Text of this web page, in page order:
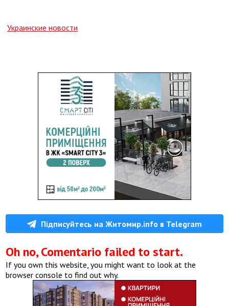
Украинские новости
Підписуйтесь на Житомир.info в Telegram
Oh no, Comentario failed to start.
If you own this website, you might want to look at the
browser console to find out why.